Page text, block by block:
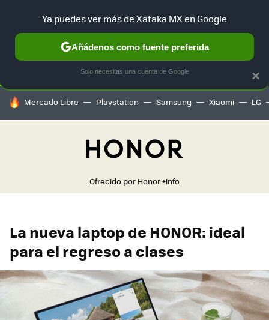
SELECCIÓN GAMING HOME AUTO TERRITORIO
HOY SE HABLA DE
Mercado Libre Playstation Samsung Xiaomi LG
Ofrecido por Honor+info
La nueva laptop de HONOR: ideal
para el regreso a clases
×
Ya puedes ver más de Xataka MX en Google
Añádenos como fuente preferida
Solo necesitas una cuenta de Google